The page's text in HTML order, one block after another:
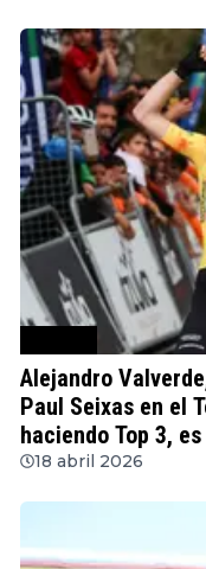
Alejandro
Paul Seixas en el
haciendo Top 3,
18 abril 2026